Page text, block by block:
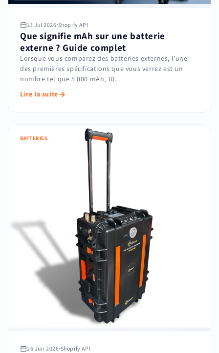
13 Jul 2026 Shopify API
Que signifie mAh sur une batterie
externe ? Guide complet
Lorsque vous comparez des batteries externes, l'une
des premières spécifications que vous verrez est un
nombre tel que 5 000 mAh, 10...
Lire la suite
BATTERIES
26 Jun 2026 Shopify API